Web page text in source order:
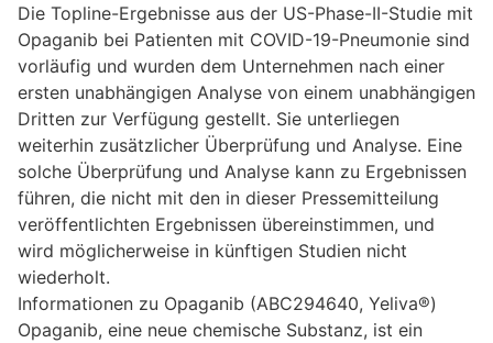
Die Topline-Ergebnisse aus der US-Phase-II-Studie mit
Opaganib bei Patienten mit COVID-19-Pneumonie sind
vorläufig und wurden dem Unternehmen nach einer
ersten unabhängigen Analyse von einem unabhängigen
Dritten zur Verfügung gestellt. Sie unterliegen
weiterhin zusätzlicher Überprüfung und Analyse. Eine
solche Überprüfung und Analyse kann zu Ergebnissen
führen, die nicht mit den in dieser Pressemitteilung
veröffentlichten Ergebnissen übereinstimmen, und
wird möglicherweise in künftigen Studien nicht
wiederholt.
Informationen zu Opaganib (ABC294640, Yeliva®)
Opaganib, eine neue chemische Substanz, ist ein